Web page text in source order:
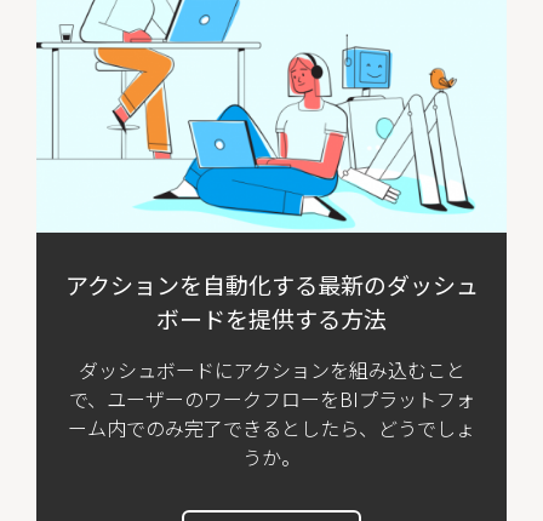
アクションを自動化する最新のダッシュ
ボードを提供する方法
ダッシュボードにアクションを組み込むこと
で、ユーザーのワークフローをBIプラットフォ
ーム内でのみ完了できるとしたら、どうでしょ
うか。